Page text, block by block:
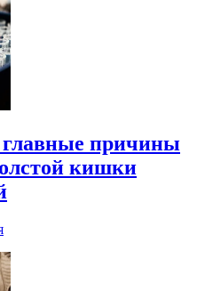
главные причины
кишки